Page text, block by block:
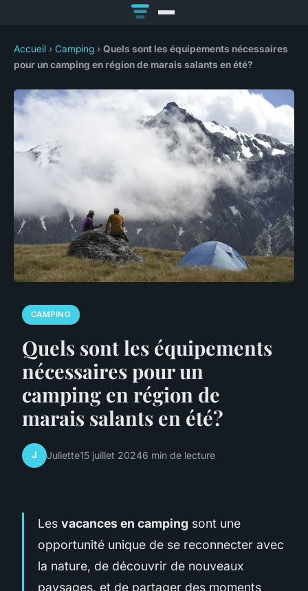
Accueil › Camping › Quels sont les équipements nécessaires
pour un camping en région de marais salants en été?
CAMPING
Quels sont les équipements
nécessaires pour un
camping en région de
marais salants en été?
J Juliette15 juillet 20246 min de lecture
Les vacances en camping sont une
opportunité unique de se reconnecter avec
la nature, de découvrir de nouveaux
paysages, et de partager des moments